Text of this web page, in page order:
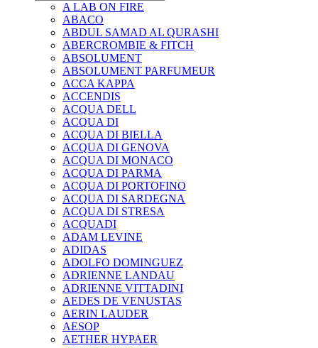
A LAB ON FIRE
ABACO
ABDUL SAMAD AL QURASHI
ABERCROMBIE & FITCH
ABSOLUMENT
ABSOLUMENT PARFUMEUR
ACCA KAPPA
ACCENDIS
ACQUA DELL
ACQUA DI
ACQUA DI BIELLA
ACQUA DI GENOVA
ACQUA DI MONACO
ACQUA DI PARMA
ACQUA DI PORTOFINO
ACQUA DI SARDEGNA
ACQUA DI STRESA
ACQUADI
ADAM LEVINE
ADIDAS
ADOLFO DOMINGUEZ
ADRIENNE LANDAU
ADRIENNE VITTADINI
AEDES DE VENUSTAS
AERIN LAUDER
AESOP
AETHER HYPAER